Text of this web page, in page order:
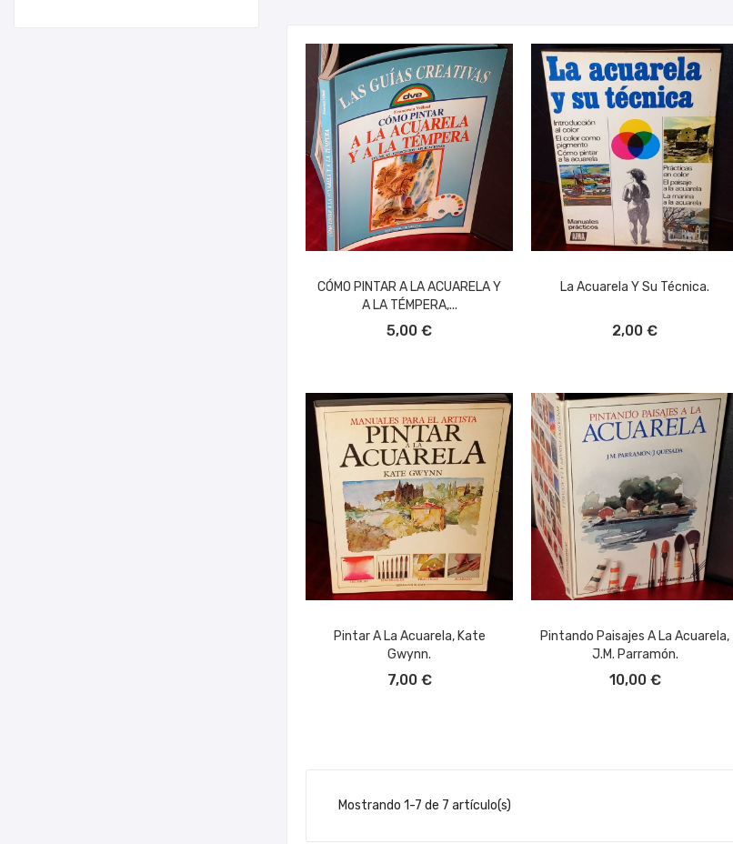
CÓMO PINTAR A LA ACUARELA Y
A LA TÉMPERA,...
5,00 €
La Acuarela Y Su Técnica.
2,00 €
Pintar A La Acuarela, Kate
Gwynn.
7,00 €
Pintando Paisajes A La Acuarela,
J.M. Parramón.
10,00 €
Mostrando 1-7 de 7 artículo(s)